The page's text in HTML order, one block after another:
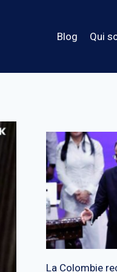
Blog Qui
La Colombie